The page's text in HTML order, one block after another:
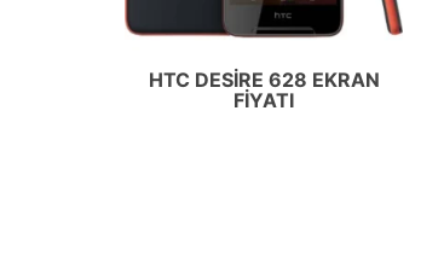
HTC DESIRE 628 EKRAN
FIYATI